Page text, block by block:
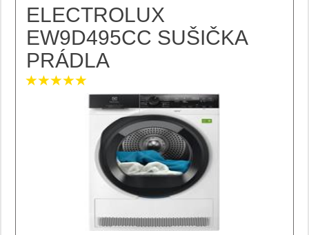
ELECTROLUX
EW9D495CC SUŠIČKA
PRÁDLA